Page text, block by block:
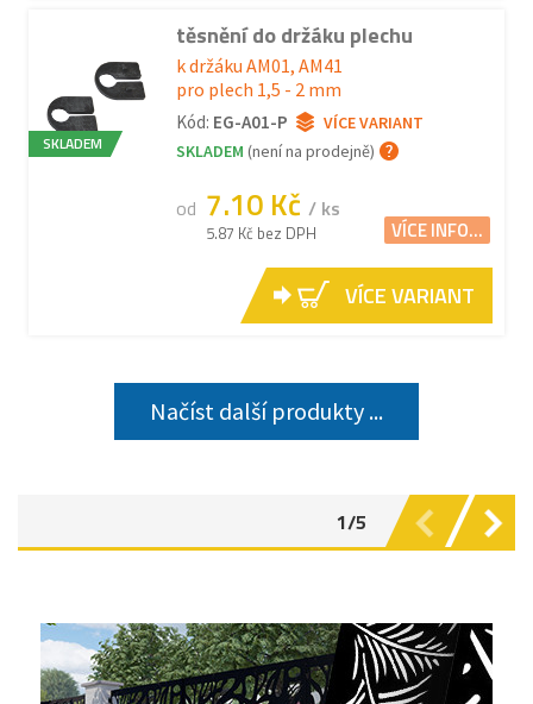
SKLADEM
těsnění do držáku plechu
k držáku AM01, AM41
pro plech 1,5 - 2 mm
Kód: EG-A01-P
VÍCE VARIANT
SKLADEM (není na prodejně)
od 7.10 Kč / ks
5.87 Kč bez DPH VÍCE INFO...
VÍCE VARIANT
Načíst další produkty ...
1/5